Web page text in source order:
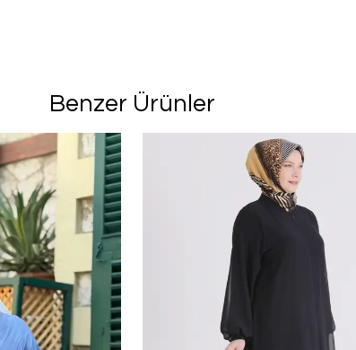
Benzer Ürünler